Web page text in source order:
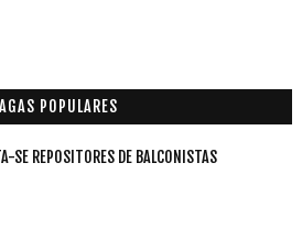
POPULARES
SE REPOSITORES DE BALCONISTAS